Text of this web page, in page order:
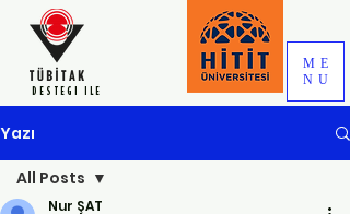
ME
NU
DESTEGI ILE
Yazı
All Posts
Nur ŞAT